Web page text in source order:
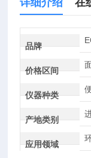
详细介绍 在
品牌
价格区间
仪器种类
产地类别
应用领域